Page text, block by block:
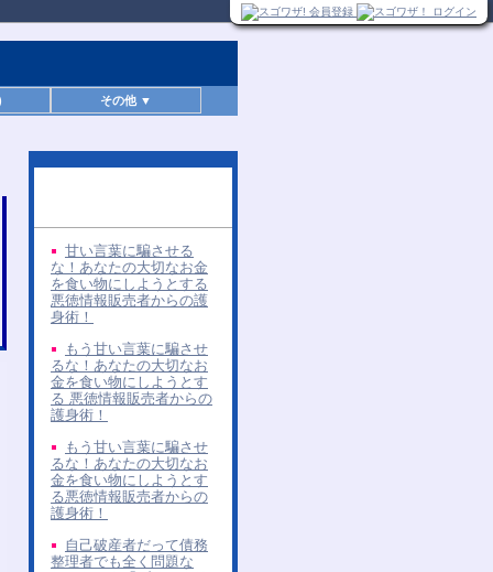
その他 ▼
甘い言葉に騙させる
な！あなたの大切なお金
を食い物にしようとする
悪徳情報販売者からの護
身術！
もう甘い言葉に騙させ
るな！あなたの大切なお
金を食い物にしようとす
る 悪徳情報販売者からの
護身術！
もう甘い言葉に騙させ
るな！あなたの大切なお
金を食い物にしようとす
る悪徳情報販売者からの
護身術！
自己破産者だって債務
整理者でも全く問題な